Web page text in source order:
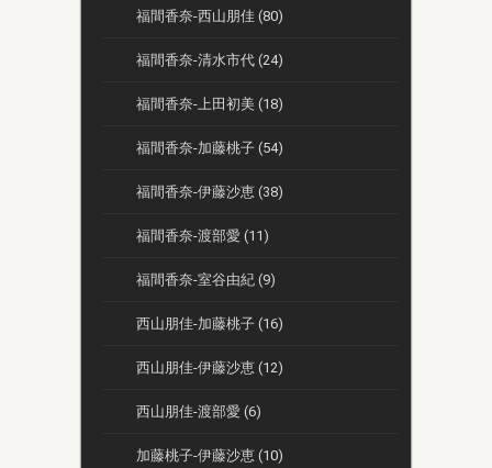
福間香奈-西山朋佳 (80)
福間香奈-清水市代 (24)
福間香奈-上田初美 (18)
福間香奈-加藤桃子 (54)
福間香奈-伊藤沙恵 (38)
福間香奈-渡部愛 (11)
福間香奈-室谷由紀 (9)
西山朋佳-加藤桃子 (16)
西山朋佳-伊藤沙恵 (12)
西山朋佳-渡部愛 (6)
加藤桃子-伊藤沙恵 (10)